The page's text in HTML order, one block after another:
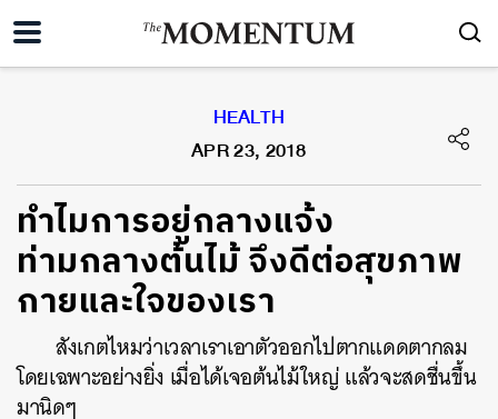
HEALTH
APR 23, 2018
ทำไมการอยู่กลางแจ้ง
ท่ามกลางต้นไม้ จึงดีต่อสุขภาพ
กายและใจของเรา
สังเกตไหมว่าเวลาเราเอาตัวออกไปตากแดดตากลม
โดยเฉพาะอย่างยิ่ง เมื่อได้เจอต้นไม้ใหญ่ แล้วจะสดชื่นขึ้น
มานิดๆ